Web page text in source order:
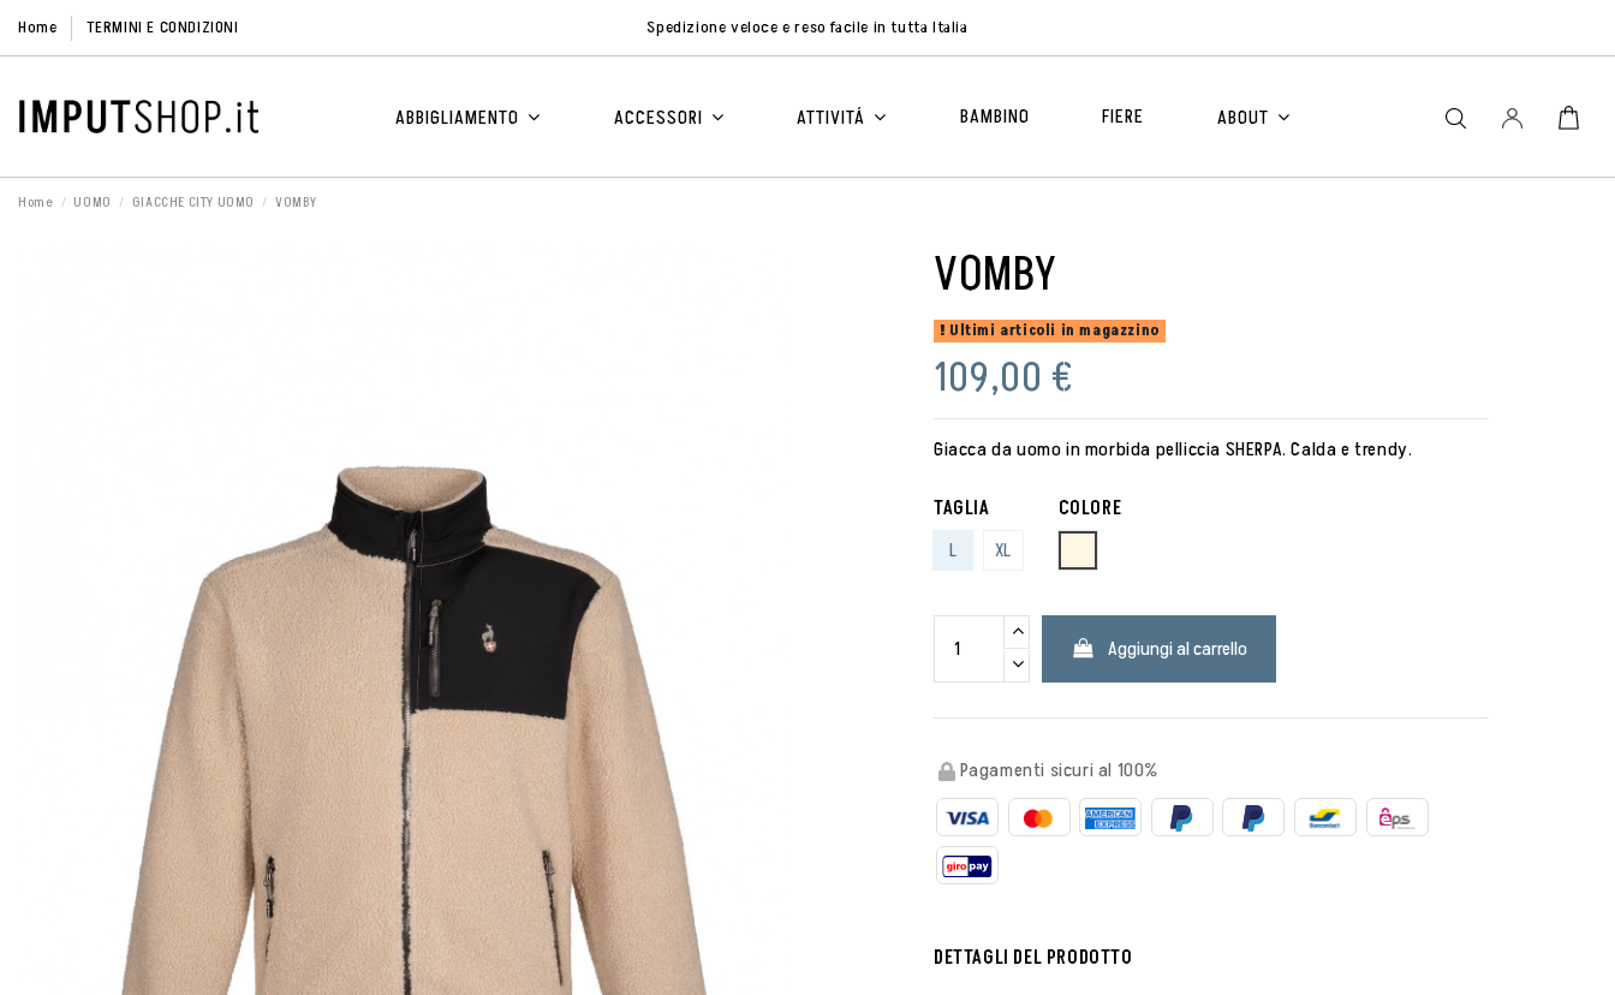
Home TERMINI E CONDIZIONI Spedizione veloce e reso facile in tutta Italia
ABBIGLIAMENTO ACCESSORI ATTIVITÁ BAMBINO FIERE ABOUT
Home UOMO GIACCHE CITY UOMO VOMBY
VOMBY
Ultimi articoli in magazzino
109,00 €
Giacca da uomo in morbida pelliccia SHERPA. Calda e trendy.
TAGLIA
L
XL
COLORE
Aggiungi al carrello
Pagamenti sicuri al 100%
DETTAGLI DEL PRODOTTO